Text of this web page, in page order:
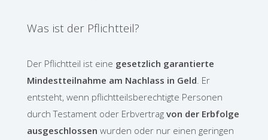
Was ist der Pflichtteil?
Der Pflichtteil ist eine gesetzlich garantierte
Mindestteilnahme am Nachlass in Geld . Er
entsteht, wenn pflichtteilsberechtigte Personen
durch Testament oder Erbvertrag von der Erbfolge
ausgeschlossen wurden oder nur einen geringen